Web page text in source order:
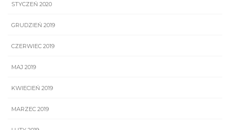
STYCZEŃ 2020
GRUDZIEŃ 2019
CZERWIEC 2019
MAJ 2019
KWIECIEŃ 2019
MARZEC 2019